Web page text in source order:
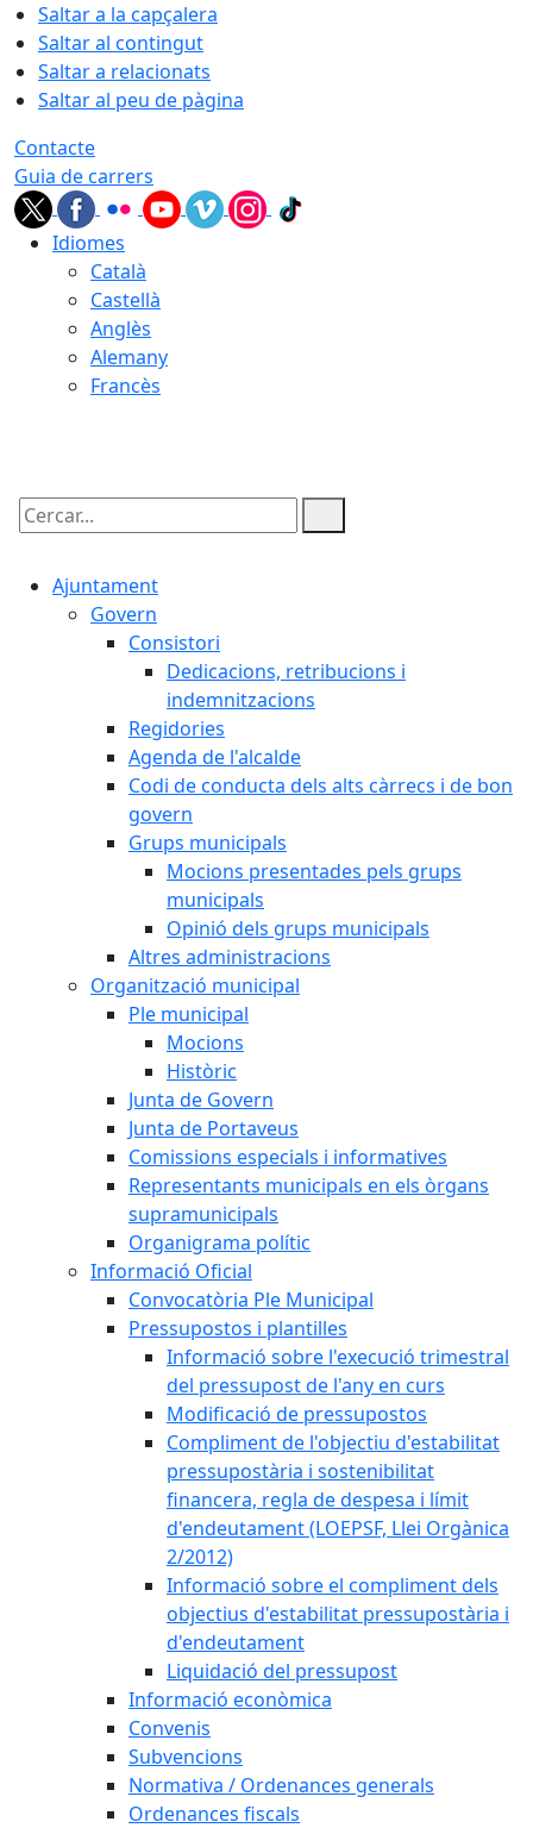
Saltar a la capçalera
Saltar al contingut
Saltar a relacionats
Saltar al peu de pàgina
Contacte
Guia de carrers
Idiomes
Català
Castellà
Anglès
Alemany
Francès
Cercar:
Ajuntament
Govern
Consistori
Dedicacions, retribucions i
indemnitzacions
Regidories
Agenda de l'alcalde
Codi de conducta dels alts càrrecs i de bon
govern
Grups municipals
Mocions presentades pels grups
municipals
Opinió dels grups municipals
Altres administracions
Organització municipal
Ple municipal
Mocions
Històric
Junta de Govern
Junta de Portaveus
Comissions especials i informatives
Representants municipals en els òrgans
supramunicipals
Organigrama polític
Informació Oficial
Convocatòria Ple Municipal
Pressupostos i plantilles
Informació sobre l'execució trimestral
del pressupost de l'any en curs
Modificació de pressupostos
Compliment de l'objectiu d'estabilitat
pressupostària i sostenibilitat
financera, regla de despesa i límit
d'endeutament (LOEPSF, Llei Orgànica
2/2012)
Informació sobre el compliment dels
objectius d'estabilitat pressupostària i
d'endeutament
Liquidació del pressupost
Informació econòmica
Convenis
Subvencions
Normativa / Ordenances generals
Ordenances fiscals